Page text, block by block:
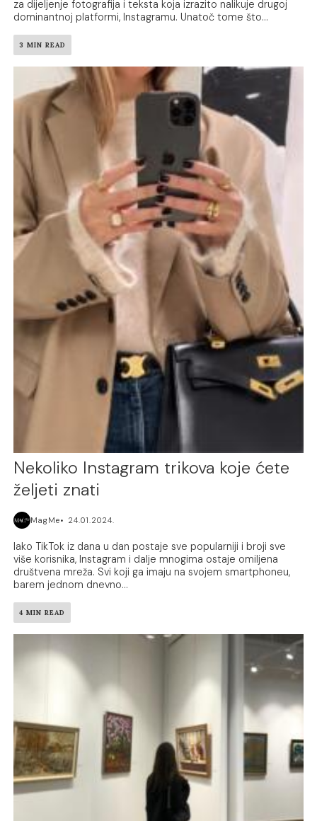
za dijeljenje fotografija i teksta koja izrazito nalikuje drugoj
dominantnoj platformi, Instagramu. Unatoč tome što...
3 MIN READ
Nekoliko Instagram trikova koje ćete
željeti znati
MagMe 24.01.2024.
Iako TikTok iz dana u dan postaje sve popularniji i broji sve
više korisnika, Instagram i dalje mnogima ostaje omiljena
društvena mreža. Svi koji ga imaju na svojem smartphoneu,
barem jednom dnevno...
4 MIN READ